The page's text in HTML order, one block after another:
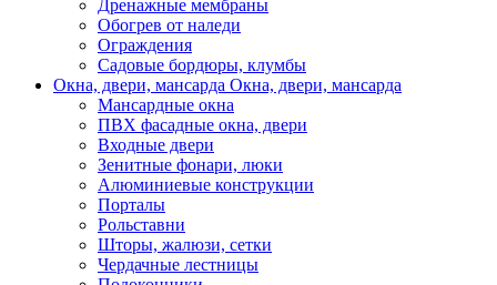
Дренажные мембраны
Обогрев от наледи
Ограждения
Садовые бордюры, клумбы
Окна, двери, мансарда Окна, двери, мансарда
Мансардные окна
ПВХ фасадные окна, двери
Входные двери
Зенитные фонари, люки
Алюминиевые конструкции
Порталы
Рольставни
Шторы, жалюзи, сетки
Чердачные лестницы